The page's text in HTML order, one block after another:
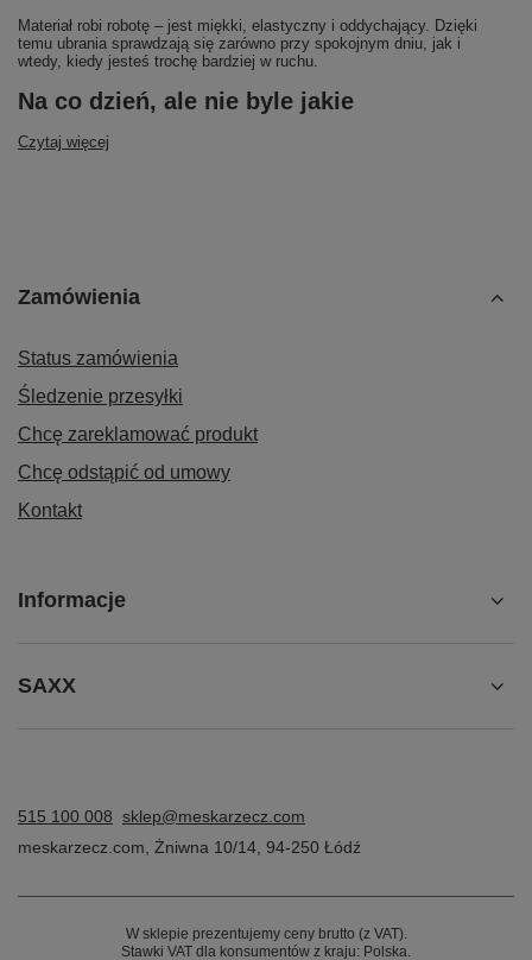
Materiał robi robotę – jest miękki, elastyczny i oddychający. Dzięki
temu ubrania sprawdzają się zarówno przy spokojnym dniu, jak i
wtedy, kiedy jesteś trochę bardziej w ruchu.
Na co dzień, ale nie byle jakie
Czytaj więcej
Zamówienia
Status zamówienia
Śledzenie przesyłki
Chcę zareklamować produkt
Chcę odstąpić od umowy
Kontakt
Informacje
SAXX
515 100 008 sklep@meskarzecz.com
meskarzecz.com
Żniwna 10/14 94-250 Łódź
W sklepie prezentujemy ceny brutto (z VAT).
Stawki VAT dla konsumentów z kraju: Polska.